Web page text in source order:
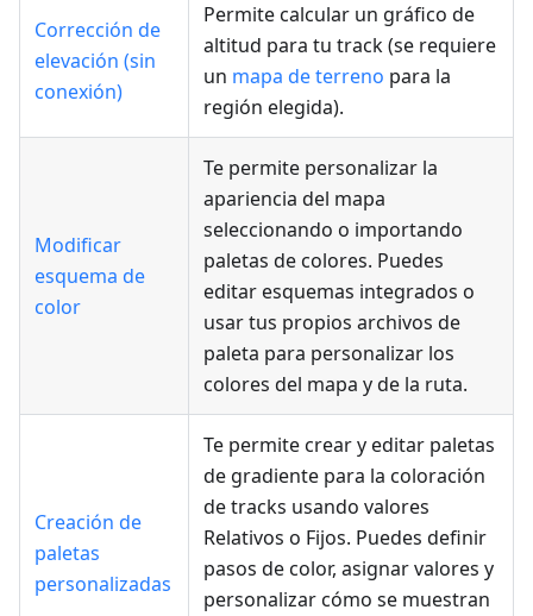
Corrección de
elevación (sin
conexión)
Permite calcular un gráfico de
altitud para tu track (se requiere
un mapa de terreno para la
región elegida).
Modificar
esquema de
color
Te permite personalizar la
apariencia del mapa
seleccionando o importando
paletas de colores. Puedes
editar esquemas integrados o
usar tus propios archivos de
paleta para personalizar los
colores del mapa y de la ruta.
Creación de
paletas
personalizadas
Te permite crear y editar paletas
de gradiente para la coloración
de tracks usando valores
Relativos o Fijos. Puedes definir
pasos de color, asignar valores y
personalizar cómo se muestran